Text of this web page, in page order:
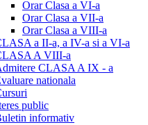
Orar Clasa a VI-a
Orar Clasa a VII-a
Orar Clasa a VIII-a
a II-a, a IV-a si a VI-a
A VIII-a
CLASA A IX - a
nationala
public
informativ